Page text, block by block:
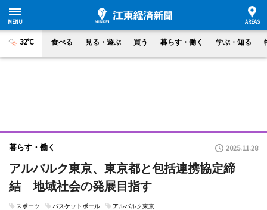
32°C 食べる 見る・遊ぶ 買う 暮らす・働く 学ぶ・知る
暮らす・働く 2025.11.28
アルバルク東京、東京都と包括連携協定締
結 地域社会の発展目指す
スポーツ バスケットボール アルバルク東京